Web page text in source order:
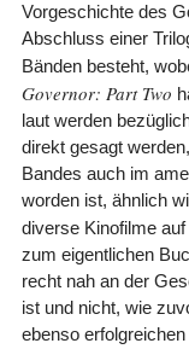
Vorgeschichte des
Abschluss einer
Bänden besteht,
Governor: Part Two
laut werden
direkt gesagt
Bandes auch im
worden ist, ähnlich
diverse Kinofilme auf
zum eigentlichen
recht nah an der
ist und nicht, wie
ebenso